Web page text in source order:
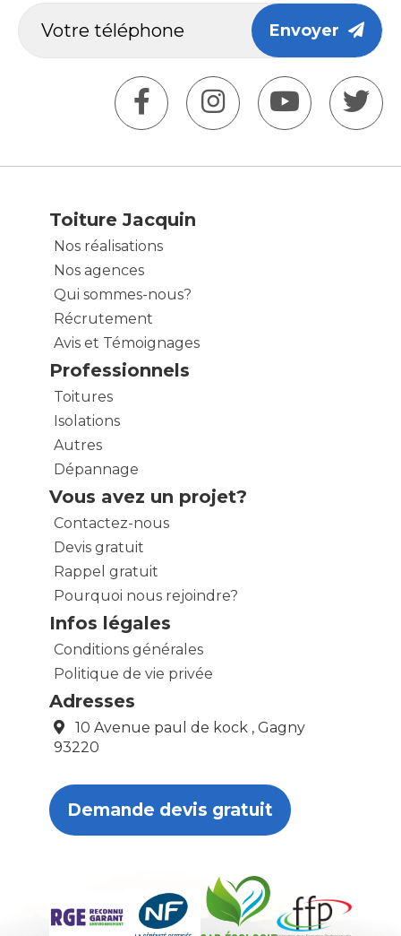
Envoyer
Toiture Jacquin
Nos réalisations
Nos agences
Qui sommes-nous?
Récrutement
Avis et Témoignages
Professionnels
Toitures
Isolations
Autres
Dépannage
Vous avez un projet?
Contactez-nous
Devis gratuit
Rappel gratuit
Pourquoi nous rejoindre?
Infos légales
Conditions générales
Politique de vie privée
Adresses
10 Avenue paul de kock , Gagny
93220
Demande devis gratuit